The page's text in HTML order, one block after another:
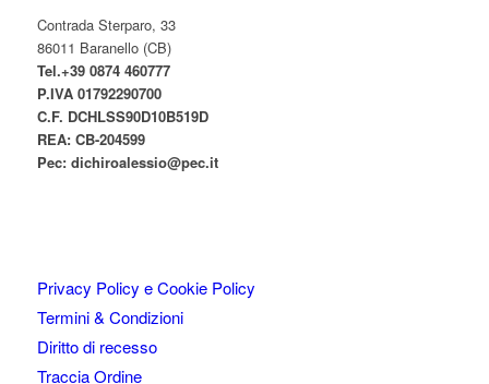
Contrada Sterparo, 33
86011 Baranello (CB)
Tel.+39 0874 460777
P.IVA 01792290700
C.F. DCHLSS90D10B519D
REA: CB-204599
Pec: dichiroalessio@pec.it
Privacy Policy e Cookie Policy
Termini & Condizioni
Diritto di recesso
Traccia Ordine